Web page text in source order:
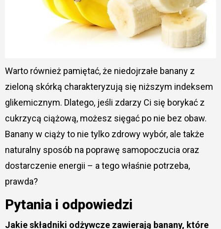
Warto również pamiętać, że niedojrzałe banany z
zieloną skórką charakteryzują się niższym indeksem
glikemicznym. Dlatego, jeśli zdarzy Ci się borykać z
cukrzycą ciążową, możesz sięgać po nie bez obaw.
Banany w ciąży to nie tylko zdrowy wybór, ale także
naturalny sposób na poprawę samopoczucia oraz
dostarczenie energii – a tego właśnie potrzeba,
prawda?
Pytania i odpowiedzi
Jakie składniki odżywcze zawierają banany, które